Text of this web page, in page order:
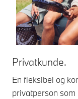
Privatkunde.
En fleksibel og
privatperson som